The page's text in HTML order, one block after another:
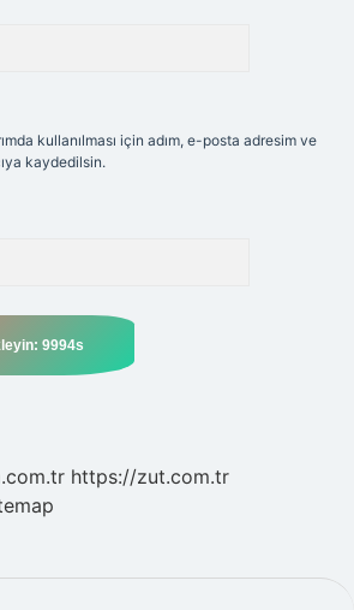
kullanılması için adım, e-posta adresim ve
kaydedilsin.
https://zut.com.tr